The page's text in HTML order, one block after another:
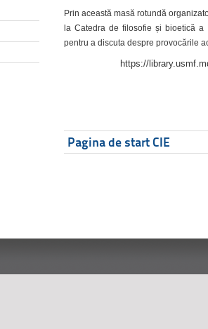
Prin această masă rotundă
la Catedra de filosofie și bioetică a
pentru a discuta despre provocările
https://
Pagina de start CIE